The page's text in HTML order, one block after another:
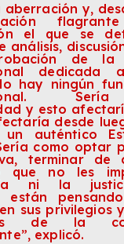
aberración y,
el que se
análisis,
de la
dedicada
hay ningún
y esto
desde
un auténtico
como optar
terminar de
que no les
ni la
están
sus privilegios
de la
explicó.